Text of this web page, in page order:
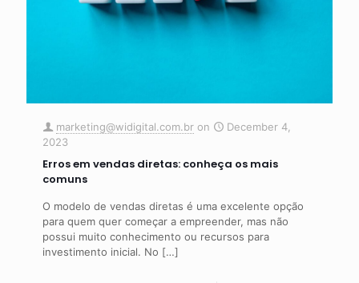
marketing@widigital.com.br on
December 4,
2023
Erros em vendas diretas: conheça os mais
comuns
O modelo de vendas diretas é uma excelente opção
para quem quer começar a empreender, mas não
possui muito conhecimento ou recursos para
investimento inicial. No […]